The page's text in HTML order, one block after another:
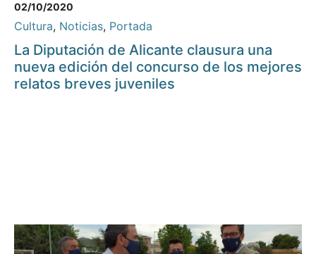
02/10/2020
Cultura, Noticias, Portada
La Diputación de Alicante clausura una
nueva edición del concurso de los mejores
relatos breves juveniles